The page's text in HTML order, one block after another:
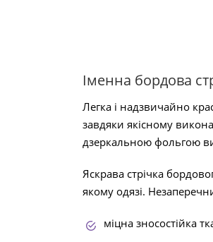
Іменна бордова
Легка і надзвичайно
завдяки якісному
дзеркальною фольгою
Яскрава стрічка
якому одязі.
міцна зносостійка